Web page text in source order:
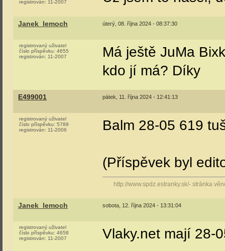
registrován: 11-2007
Janek_lemoch úterý, 08. října 2024 - 08:37:30
registrovaný uživatel
číslo příspěvku: 4655
registrován: 11-2007
Má ještě JuMa
kdo jí má? Díky
E499001 pátek, 11. října 2024 - 12:41:13
registrovaný uživatel
číslo příspěvku: 5789
registrován: 11-2006 Balm 28-05 619
(Příspěvek byl
http://www.spdz.estranky.sk/- stránka
Janek_lemoch sobota, 12. října 2024 - 13:31:04
registrovaný uživatel
číslo příspěvku: 4658
registrován: 11-2007 Vlaky.net mají 28-